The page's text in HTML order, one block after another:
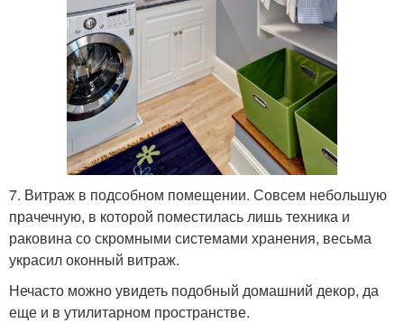
7. Витраж в подсобном помещении. Совсем небольшую
прачечную, в которой поместилась лишь техника и
раковина со скромными системами хранения, весьма
украсил оконный витраж.
Нечасто можно увидеть подобный домашний декор, да
еще и в утилитарном пространстве.